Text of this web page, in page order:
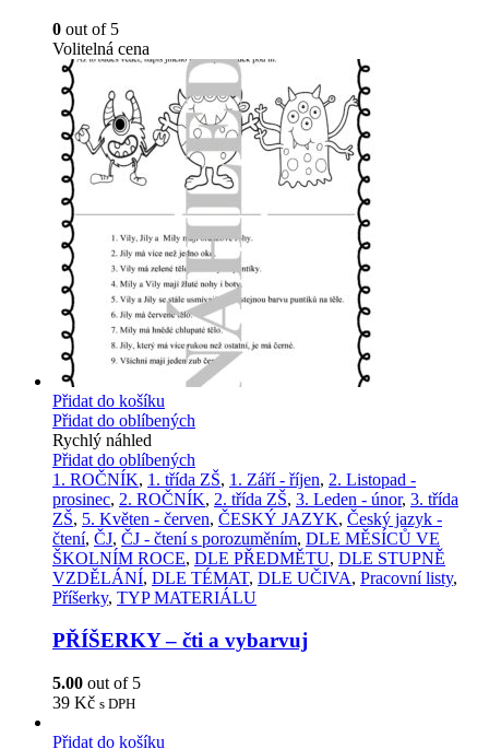
0 out of 5
Volitelná cena
Přidat do košíku
Přidat do oblíbených
Rychlý náhled
Přidat do oblíbených
1. ROČNÍK, 1. třída ZŠ, 1. Září - říjen, 2. Listopad -
prosinec, 2. ROČNÍK, 2. třída ZŠ, 3. Leden - únor, 3. třída
ZŠ, 5. Květen - červen, ČESKÝ JAZYK, Český jazyk -
čtení, ČJ, ČJ - čtení s porozuměním, DLE MĚSÍCŮ VE
ŠKOLNÍM ROCE, DLE PŘEDMĚTU, DLE STUPNĚ
VZDĚLÁNÍ, DLE TÉMAT, DLE UČIVA, Pracovní listy,
Příšerky, TYP MATERIÁLU
PŘÍŠERKY – čti a vybarvuj
5.00 out of 5
39 Kč s DPH
Přidat do košíku